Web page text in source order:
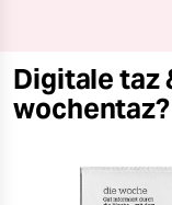
Digitale taz